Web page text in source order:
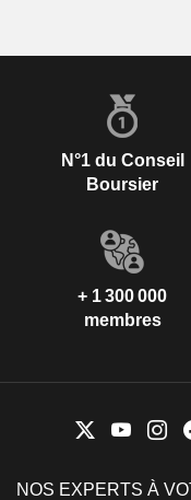
N°1 du Conseil
Boursier
+ 1 300 000
membres
NOS EXPERTS À